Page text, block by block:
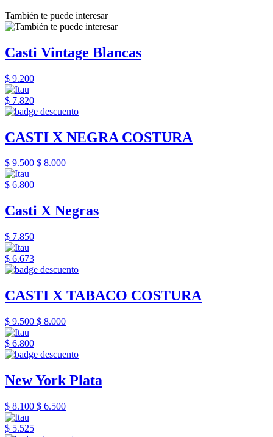
También te puede interesar
Casti Vintage Blancas
$ 9.200
$ 7.820
CASTI X NEGRA COSTURA
$ 9.500 $ 8.000
$ 6.800
Casti X Negras
$ 7.850
$ 6.673
CASTI X TABACO COSTURA
$ 9.500 $ 8.000
$ 6.800
New York Plata
$ 8.100 $ 6.500
$ 5.525